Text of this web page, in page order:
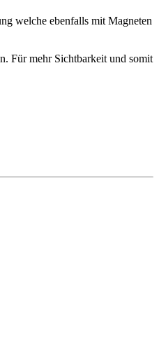
welche ebenfalls mit Magneten
Für mehr Sichtbarkeit und somit